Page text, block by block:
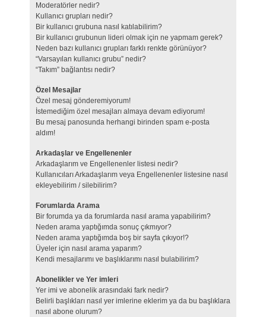
Moderatörler nedir?
Kullanıcı grupları nedir?
Bir kullanıcı grubuna nasıl katılabilirim?
Bir kullanıcı grubunun lideri olmak için ne yapmam gerek?
Neden bazı kullanıcı grupları farklı renkte görünüyor?
“Varsayılan kullanıcı grubu” nedir?
“Takım” bağlantısı nedir?
Özel Mesajlar
Özel mesaj gönderemiyorum!
İstemediğim özel mesajları almaya devam ediyorum!
Bu mesaj panosunda herhangi birinden spam e-posta
aldım!
Arkadaşlar ve Engellenenler
Arkadaşlarım ve Engellenenler listesi nedir?
Kullanıcıları Arkadaşlarım veya Engellenenler listesine nasıl
ekleyebilirim / silebilirim?
Forumlarda Arama
Bir forumda ya da forumlarda nasıl arama yapabilirim?
Neden arama yaptığımda sonuç çıkmıyor?
Neden arama yaptığımda boş bir sayfa çıkıyor!?
Üyeler için nasıl arama yaparım?
Kendi mesajlarımı ve başlıklarımı nasıl bulabilirim?
Abonelikler ve Yer imleri
Yer imi ve abonelik arasındaki fark nedir?
Belirli başlıkları nasıl yer imlerine eklerim ya da bu başlıklara
nasıl abone olurum?